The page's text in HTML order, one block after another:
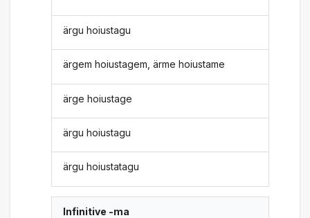
ärgu hoiustagu
ärgem hoiustagem, ärme hoiustame
ärge hoiustage
ärgu hoiustagu
ärgu hoiustatagu
Infinitive -ma